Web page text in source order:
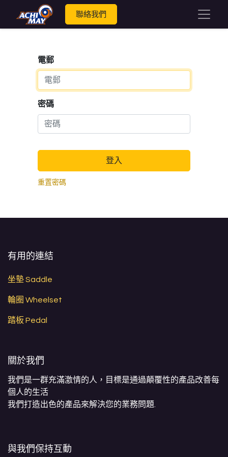
聯絡我們
電郵
密碼
登入
重置密碼
有用的連結
坐墊 Saddle
輪圈 Wheelset
踏板 Pedal
關於我們
我們是一群充滿激情的人，目標是通過顛覆性的產品改善每
個人的生活
我們打造出色的產品來解決您的業務問題.
與我們保持互動